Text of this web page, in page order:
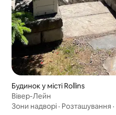
Будинок у місті Rollins
Вівер-Лейн
Зони надворі · Розташування ·